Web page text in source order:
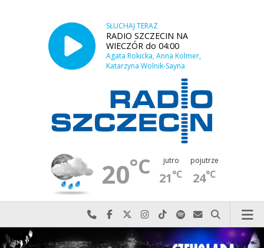
SŁUCHAJ TERAZ
RADIO SZCZECIN NA
WIECZÓR do 04:00
Agata Rokicka, Anna Kolmer,
Katarzyna Wolnik-Sayna
20°C jutro
21°C
pojutrze
24°C
Najlepiej po prostu do nas zadzwoń
Odwiedź nas na Facebook-u
Odwiedź nas na X
Odwiedź nas na Instagram-ie
Odwiedź nas na TikTok-u
Szukaj nas na Spotify
Wyślij do nas
Szukaj